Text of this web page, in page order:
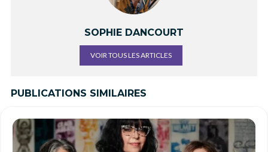
SOPHIE DANCOURT
VOIR TOUS LES ARTICLES
PUBLICATIONS SIMILAIRES